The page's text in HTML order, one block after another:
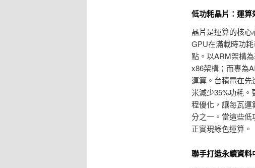
低功耗晶片：運算
晶片是運算的核
GPU在滿載時功
點。以ARM架構
x86架構；而專為
運算。台積電在
米減少35%功耗。
程優化，讓每瓦運
分之一。當這些低
正實現綠色運算。
聯手打造永續資料